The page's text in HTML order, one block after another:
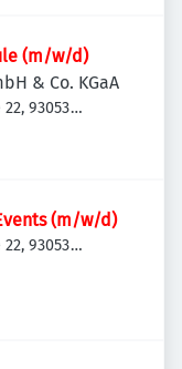
(m/w/d)
& Co. KGaA
93053
(m/w/d)
93053